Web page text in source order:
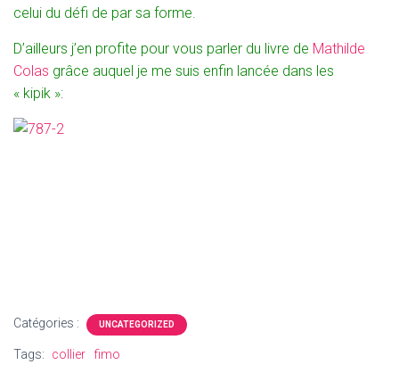
celui du défi de par sa forme.
D’ailleurs j’en profite pour vous parler du livre de Mathilde
Colas grâce auquel je me suis enfin lancée dans les
« kipik »:
Catégories : UNCATEGORIZED
Tags: collier fimo